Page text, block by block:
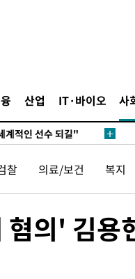
산업 IT·바이오 사
탄 폭발 사건
공식 데뷔전
화안 '거부'
륙 (1보)
로 승리…정청래
로 승리…정청래
김민석 47.37%·정청래
김민석 승리…50.30%
찰 의료/보건 복지
의' 김용